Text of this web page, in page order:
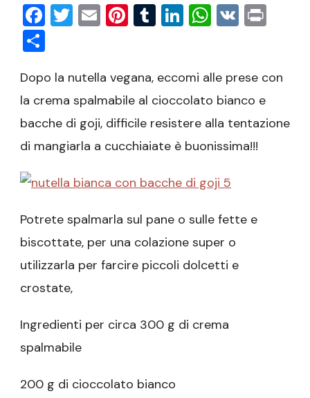
Facebook
Twitter
EmailPinterest
Tumblr
LinkedIn
VK
Dopo la nutella vegana, eccomi alle prese con
la crema spalmabile al cioccolato bianco e
bacche di goji, difficile resistere alla tentazione
di mangiarla a cucchiaiate è buonissima!!!
Potrete spalmarla sul pane o sulle fette e
biscottate, per una colazione super o
utilizzarla per farcire piccoli dolcetti e
crostate,
Ingredienti per circa 300 g di crema
spalmabile
200 g di cioccolato bianco